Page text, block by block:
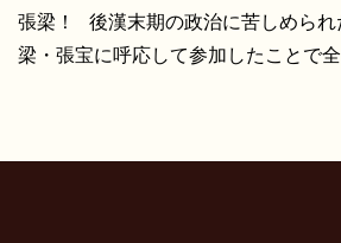
張梁！ 後漢末期の政治に苦しめられ
梁・張宝に呼応して参加したことで